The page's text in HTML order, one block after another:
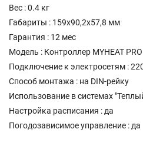
Вес : 0.4 кг
Габариты : 159x90,2x57,8 мм
Гарантия : 12 мес
Модель : Контроллер MYHEAT PRO
Подключение к электросетям :
Способ монтажа : на DIN-рейку
Использование в системах
Настройка расписания : да
Погодозависимое управление : да